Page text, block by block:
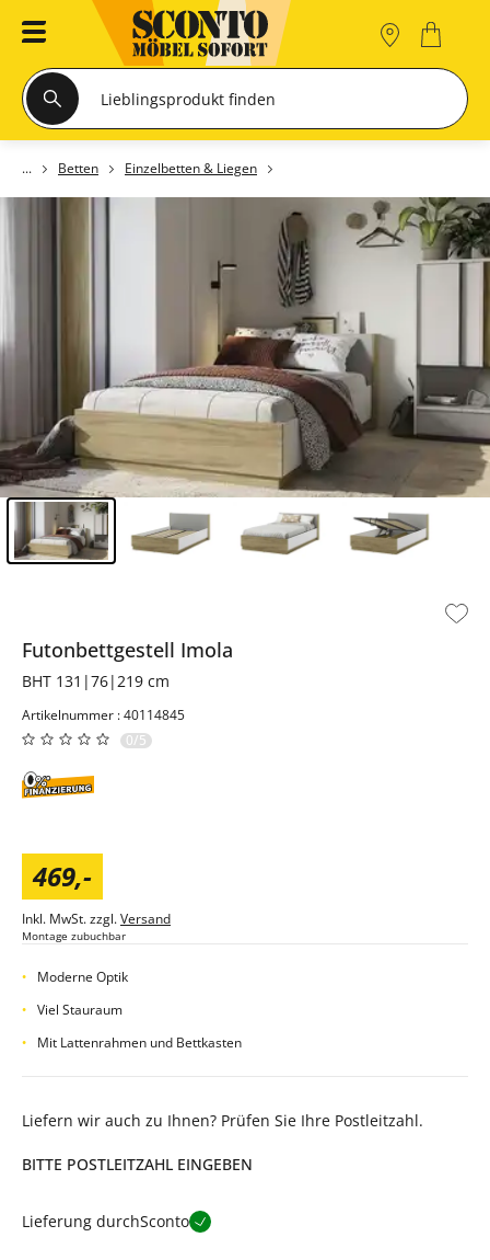
Betten Einzelbetten & Liegen
Futonbettgestell Imola
BHT 131|76|219 cm
Artikelnummer : 40114845
0/5
469,-
Inkl. MwSt. zzgl.Versand
Montage zubuchbar
Moderne Optik
Viel Stauraum
Mit Lattenrahmen und Bettkasten
Liefern wir auch zu Ihnen? Prüfen Sie Ihre Postleitzahl.
BITTE POSTLEITZAHL EINGEBEN
Lieferung durchSconto